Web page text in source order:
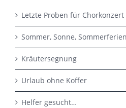
Letzte Proben für Chorkonzert
Sommer, Sonne,
Kräutersegnung
Urlaub ohne Koffer
Helfer gesucht…